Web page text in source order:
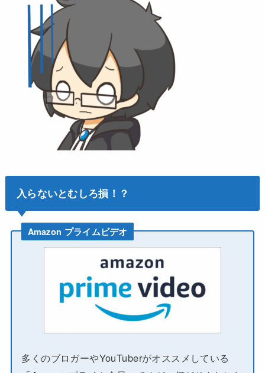
入らないとむしろ損！？
Amazon プライムビデオ
多くのブロガーやYouTuberがオススメしている